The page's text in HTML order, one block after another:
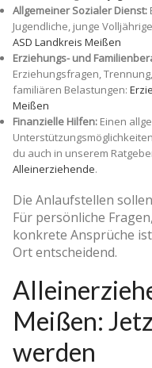
Allgemeiner Sozialer Dienst:
Jugendliche, junge
ASD Landkreis Meißen
Erziehungs- und
Erziehungsfragen,
familiären Belastungen:
Meißen
Finanzielle Hilfen: Einen
du auch in unserem
Alleinerziehende.
Die Anlaufstellen
Für persönliche
konkrete Ansprüche
Ort entscheidend.
Meißen:
werden